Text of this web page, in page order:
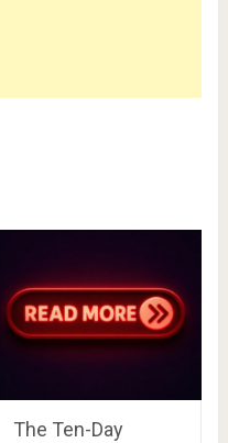
The Ten-Day